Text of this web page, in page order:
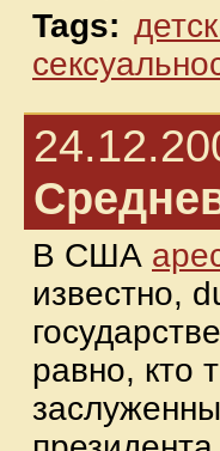
Tags:
В США
известно,
равно, кто